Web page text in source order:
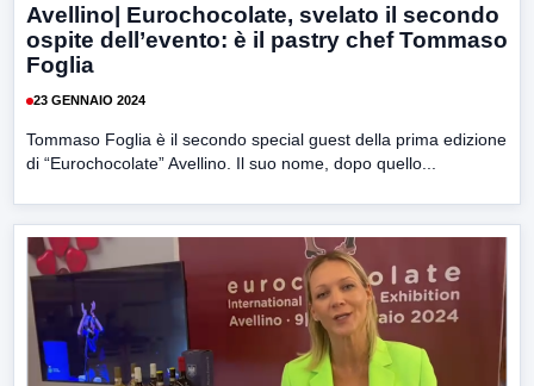
Avellino| Eurochocolate, svelato il secondo
ospite dell’evento: è il pastry chef Tommaso
Foglia
23 GENNAIO 2024
Tommaso Foglia è il secondo special guest della prima edizione
di “Eurochocolate” Avellino. Il suo nome, dopo quello...